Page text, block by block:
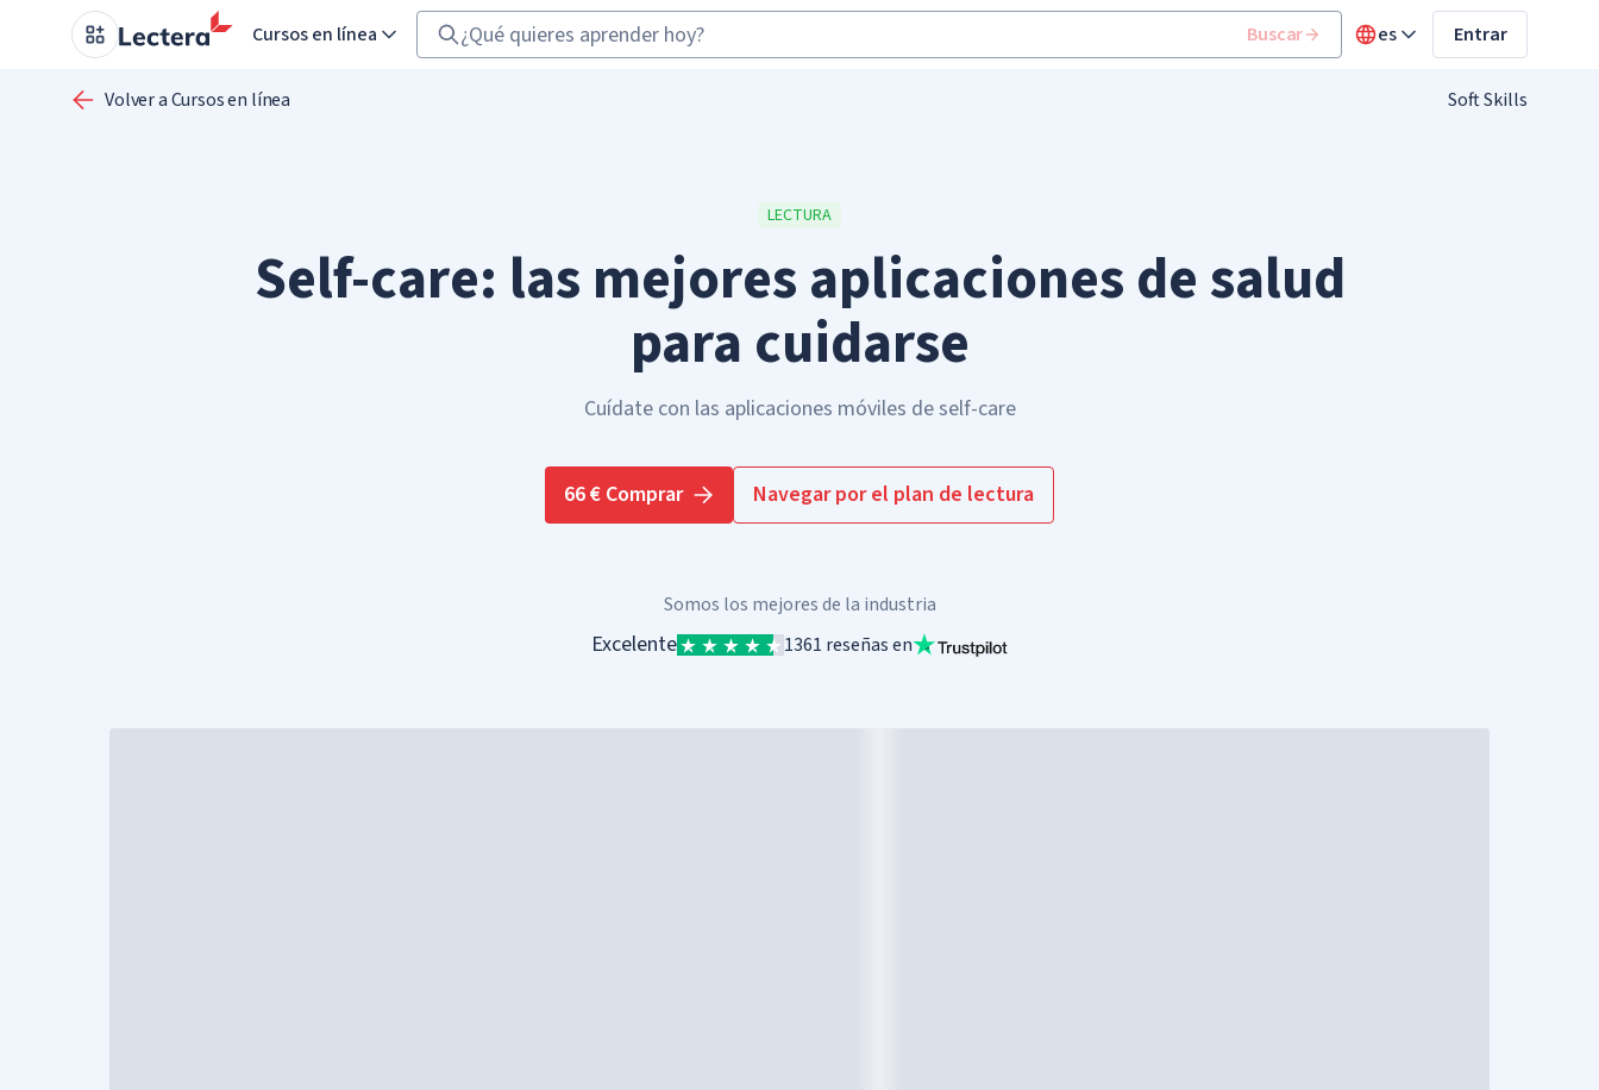
Cursos en línea Buscar es Entrar
Volver a Cursos en línea Soft Skills
LECTURA
Self-care: las mejores aplicaciones de salud
para cuidarse
Cuídate con las aplicaciones móviles de self-care
66 € Comprar Navegar por el plan de lectura
Somos los mejores de la industria
Excelente 1361 reseñas en